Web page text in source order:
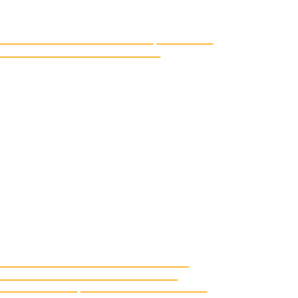
CLASSE 3D; SECONDO POSTO PER